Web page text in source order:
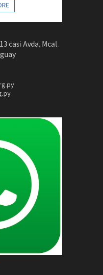
casi Avda. Mcal.